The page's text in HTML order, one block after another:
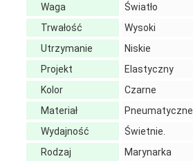
Waga
Światło
Trwałość
Wysoki
Utrzymanie
Niskie
Projekt
Elastyczny
Kolor
Czarne
Materiał
Pneumatyczne
Wydajność
Świetnie.
Rodzaj
Marynarka